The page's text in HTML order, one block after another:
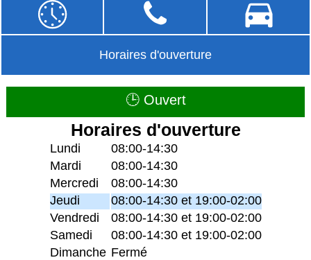
Horaires d'ouverture
🕒 Ouvert
Horaires d'ouverture
Lundi
08:00-14:30
Mardi
08:00-14:30
Mercredi
08:00-14:30
Jeudi
08:00-14:30 et 19:00-02:00
Vendredi
08:00-14:30 et 19:00-02:00
Samedi
08:00-14:30 et 19:00-02:00
Dimanche Fermé